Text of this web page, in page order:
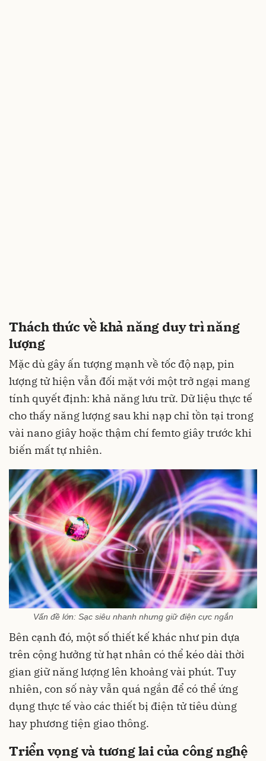
Thách thức về khả năng duy trì năng
lượng
Mặc dù gây ấn tượng mạnh về tốc độ nạp, pin
lượng tử hiện vẫn đối mặt với một trở ngại mang
tính quyết định: khả năng lưu trữ. Dữ liệu thực tế
cho thấy năng lượng sau khi nạp chỉ tồn tại trong
vài nano giây hoặc thậm chí femto giây trước khi
biến mất tự nhiên.
Vấn đề lớn: Sạc siêu nhanh nhưng giữ điện cực ngắn
Bên cạnh đó, một số thiết kế khác như pin dựa
trên cộng hưởng từ hạt nhân có thể kéo dài thời
gian giữ năng lượng lên khoảng vài phút. Tuy
nhiên, con số này vẫn quá ngắn để có thể ứng
dụng thực tế vào các thiết bị điện tử tiêu dùng
hay phương tiện giao thông.
Triển vọng và tương lai của công nghệ